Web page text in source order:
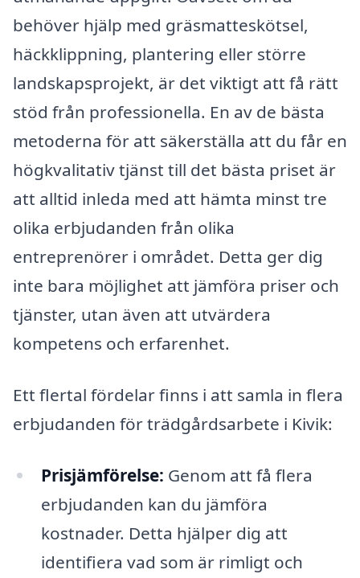
behöver hjälp med gräsmatteskötsel,
häckklippning, plantering eller större
landskapsprojekt, är det viktigt att få rätt
stöd från professionella. En av de bästa
metoderna för att säkerställa att du får en
högkvalitativ tjänst till det bästa priset är
att alltid inleda med att hämta minst tre
olika erbjudanden från olika
entreprenörer i området. Detta ger dig
inte bara möjlighet att jämföra priser och
tjänster, utan även att utvärdera
kompetens och erfarenhet.
Ett flertal fördelar finns i att samla in flera
erbjudanden för trädgårdsarbete i Kivik:
Prisjämförelse: Genom att få flera
erbjudanden kan du jämföra
kostnader. Detta hjälper dig att
identifiera vad som är rimligt och